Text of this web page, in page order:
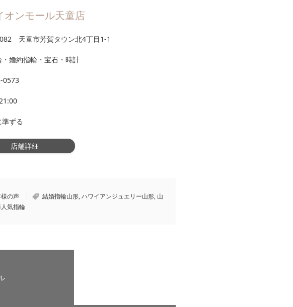
オンモール天童店
天童市芳賀タウン北4丁目1-1
婚約指輪・宝石・時計
0573
ずる
店舗詳細
の声 結婚指輪山形,ハワイアンジュエリー山形, 山
気指輪